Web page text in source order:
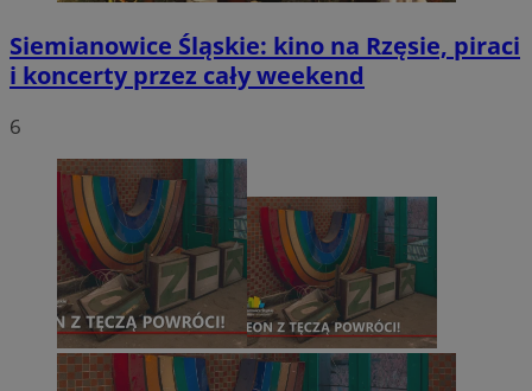
Siemianowice Śląskie: kino na Rzęsie, piraci
i koncerty przez cały weekend
6